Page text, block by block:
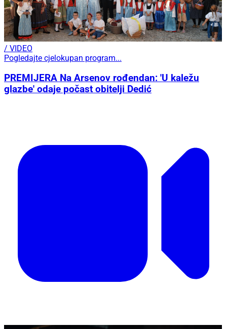
/ VIDEO
Pogledajte cjelokupan program...
PREMIJERA Na Arsenov rođendan: 'U kaležu
glazbe' odaje počast obitelji Dedić